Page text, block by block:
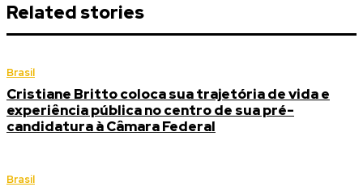
Related stories
Brasil
Cristiane Britto coloca sua trajetória de vida e
experiência pública no centro de sua pré-
candidatura à Câmara Federal
Brasil